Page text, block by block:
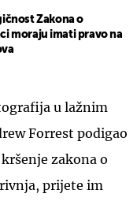
Zakona o
moraju imati pravo na
u lažnim
Forrest podigao
zakona o
prijete im